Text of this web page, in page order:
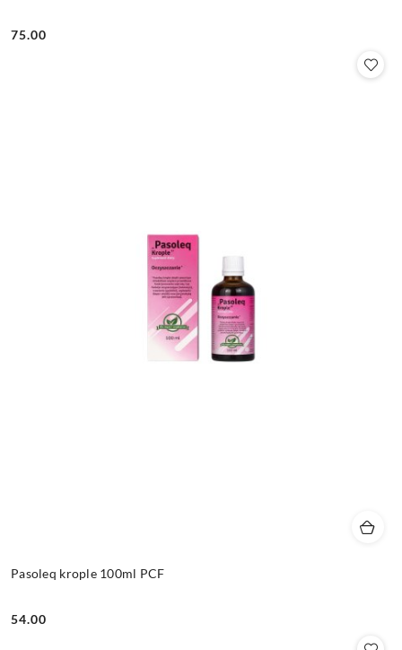
Cena:
75.00
Pasoleq krople 100ml PCF
Cena:
54.00